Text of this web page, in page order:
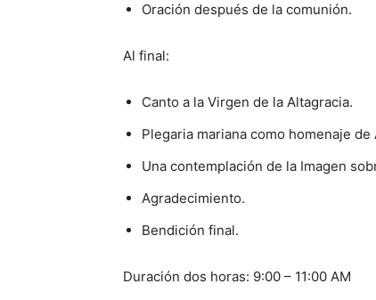
Oración después de la comunión.
Al final:
Canto a la Virgen de la Altagracia.
Plegaria mariana como homenaje
Una contemplación de la Imagen
Agradecimiento.
Bendición final.
Duración dos horas: 9:00 – 11:00 AM